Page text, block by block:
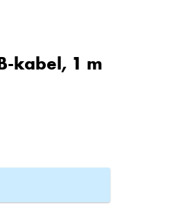
kabel, 1 m